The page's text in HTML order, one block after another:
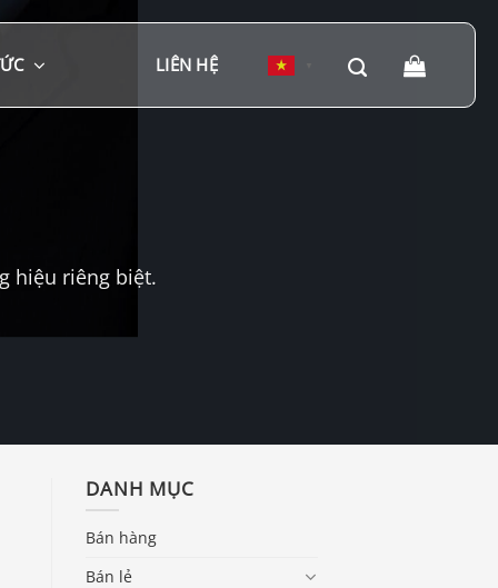
LIÊN HỆ
hiệu riêng biệt.
DANH MỤC
Bán hàng
Bán lẻ